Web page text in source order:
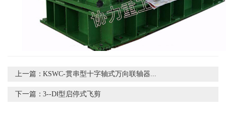
上一篇：KSWC-贯串型十字轴式万向联轴器...
下一篇：3--DⅠ型启停式飞剪